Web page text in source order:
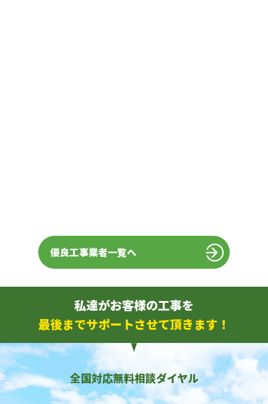
優良工事業者一覧へ
私達がお客様の工事を
最後までサポートさせて頂きます！
全国対応無料相談ダイヤル